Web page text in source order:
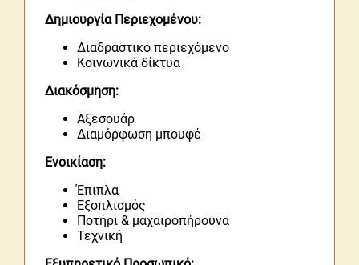
Δημιουργία Περιεχομένου:
Διαδραστικό περιεχόμενο
Κοινωνικά δίκτυα
Διακόσμηση:
Αξεσουάρ
Διαμόρφωση μπουφέ
Ενοικίαση:
Έπιπλα
Εξοπλισμός
Ποτήρι & μαχαιροπήρουνα
Τεχνική